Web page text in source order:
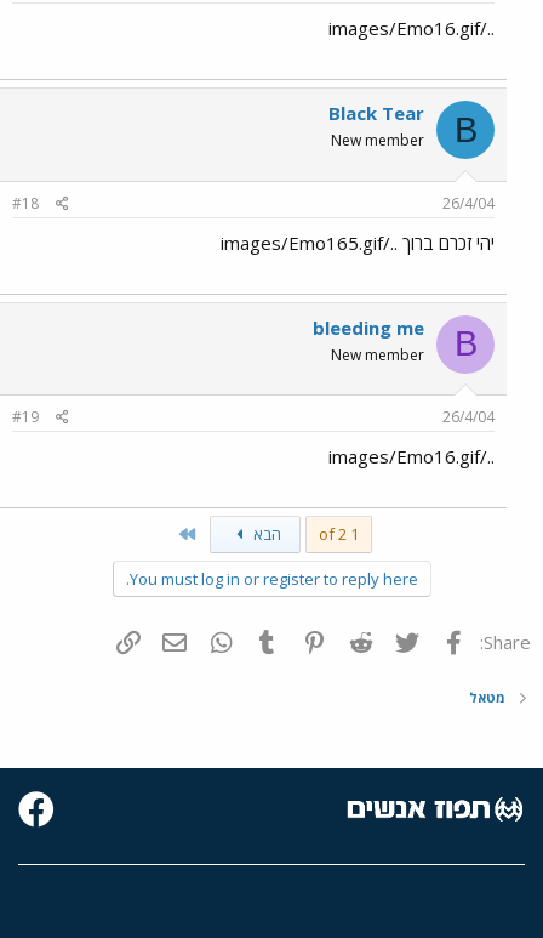
../images/Emo16.gif
B
Black Tear
New member
26/4/04
#18
יהי זכרם ברוך ../images/Emo165.gif
B
bleeding me
New member
26/4/04
#19
../images/Emo16.gif
1 of 2 הבא
You must log in or register to reply here.
Share: פייסבוק Twitter
Reddit
Pinterest
Tumblr
WhatsAppדואר אלקטרוני
מטאל